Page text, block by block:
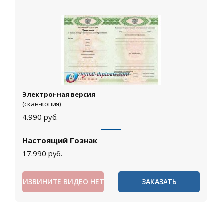
Электронная версия
(скан-копия)
4.990 руб.
Настоящий Гознак
17.990 руб.
ИЗВИНИТЕ ВИДЕО НЕТ ЗАКАЗАТЬ